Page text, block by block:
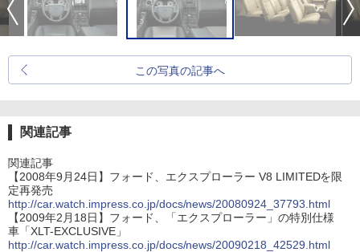
この写真の記事へ
関連記事
関連記事
【2008年9月24日】フォード、エクスプローラー V8 LIMITEDを限
定再発売
http://car.watch.impress.co.jp/docs/news/20080924_37793.html
【2009年2月18日】フォード、「エクスプローラー」の特別仕様
車「XLT-EXCLUSIVE」
http://car.watch.impress.co.jp/docs/news/20090218_42529.html